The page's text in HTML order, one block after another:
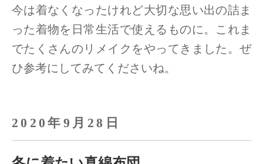
今は着なくなったけれど大切な思い出の詰ま
った着物を日常生活で使えるものに。 これま
でたくさんのリメイクをやってきました。ぜ
ひ参考にしてみてくださいね。
2020年9月28日